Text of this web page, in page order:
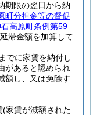
期限の翌日から納
町分担金等の督促
高原町条例第59
滞金額を加算して
でに家賃を納付し
があると認められ
額し、又は免除す
(家賃が減額された